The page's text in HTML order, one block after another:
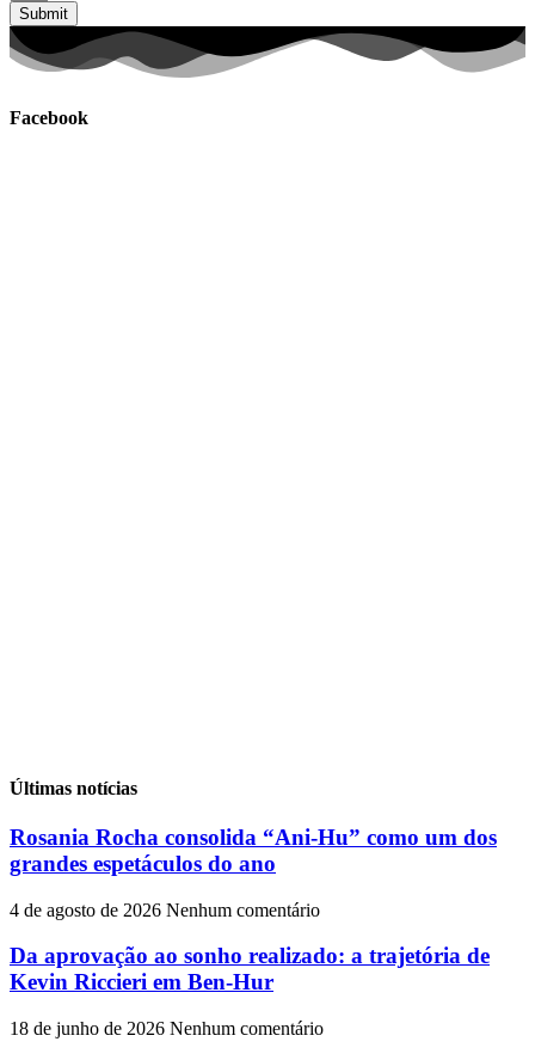
Submit
Facebook
Últimas notícias
Rosania Rocha consolida “Ani-Hu” como um dos
grandes espetáculos do ano
4 de agosto de 2026 Nenhum comentário
Da aprovação ao sonho realizado: a trajetória de
Kevin Riccieri em Ben-Hur
18 de junho de 2026 Nenhum comentário